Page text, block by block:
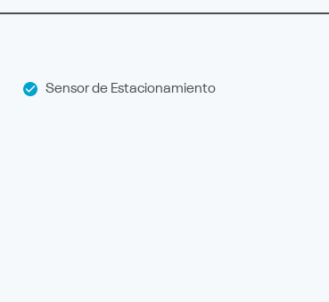
Sensor de Estacionamiento